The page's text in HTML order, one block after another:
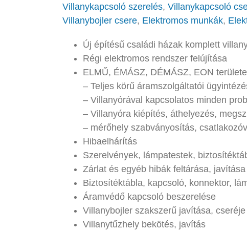
Villanykapcsoló szerelés, Villanykapcsoló
Villanybojler csere, Elektromos munkák,
Új építésű családi házak komplett
Régi elektromos rendszer felújítása
ELMŰ, ÉMÁSZ, DÉMÁSZ, EON
– Teljes körű áramszolgáltatói
– Villanyórával kapcsolatos minden
– Villanyóra kiépítés, áthelyezés,
– mérőhely szabványosítás,
Hibaelhárítás
Szerelvények, lámpatestek,
Zárlat és egyéb hibák feltárása, javítása
Biztosítéktábla, kapcsoló, konnektor,
Áramvédő kapcsoló beszerelése
Villanybojler szakszerű javítása, cseréje
Villanytűzhely bekötés, javítás